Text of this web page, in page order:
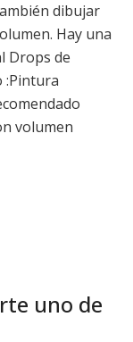
dibujar
Hay una
Drops de
:Pintura
volumen
uno de